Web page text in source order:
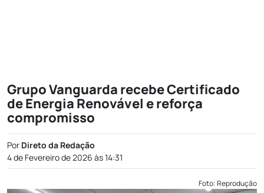
Grupo Vanguarda recebe Certificado
de Energia Renovável e reforça
compromisso
Por Direto da Redação
4 de Fevereiro de 2026 às 14:31
Foto: Reprodução